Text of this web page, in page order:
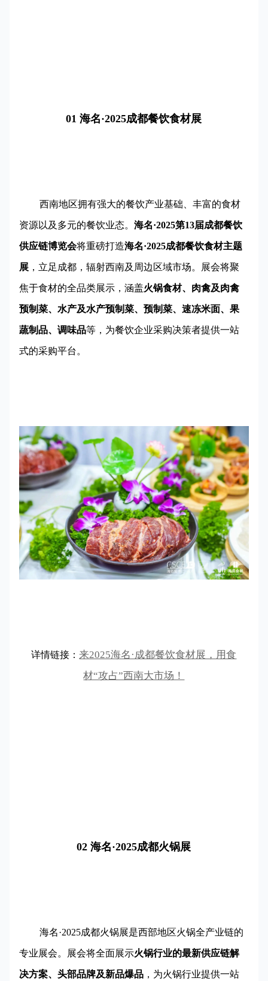
01 海名·2025成都餐饮食材展
西南地区拥有强大的餐饮产业基础、丰富的食材
资源以及多元的餐饮业态。海名·2025第13届成都餐饮
供应链博览会将重磅打造海名·2025成都餐饮食材主题
展 ，立足成都，辐射西南及周边区域市场。展会将聚
焦于食材的全品类展示，涵盖火锅食材、肉禽及肉禽
预制菜、水产及水产预制菜、预制菜、速冻米面、果
蔬制品、调味品等，为餐饮企业采购决策者提供一站
式的采购平台。
详情链接： 来2025海名·成都餐饮食材展，用食
材“攻占”西南大市场！
02 海名·2025成都火锅展
海名·2025成都火锅展是西部地区火锅全产业链的
专业展会。展会将全面展示火锅行业的最新供应链解
决方案、头部品牌及新品爆品 ，为火锅行业提供一站